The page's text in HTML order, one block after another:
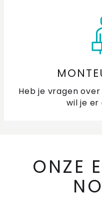
Heb je vragen
wil je er
ONZE